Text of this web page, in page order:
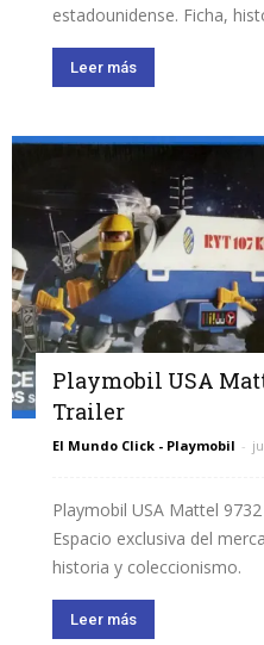
estadounidense. Ficha,
Leer más
Playmobil USA
Trailer
El Mundo Click - Playmobil -
Playmobil USA Mattel
Espacio exclusiva del
historia y coleccionismo.
Leer más